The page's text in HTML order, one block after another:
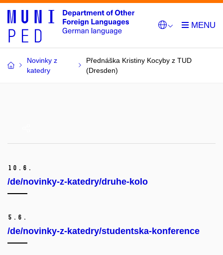
Novinky z
katedry
Přednáška Kristiny Kocyby z TUD
(Dresden)
10. 6.
/de/novinky-z-katedry/druhe-kolo
5. 6.
/de/novinky-z-katedry/studentska-konference